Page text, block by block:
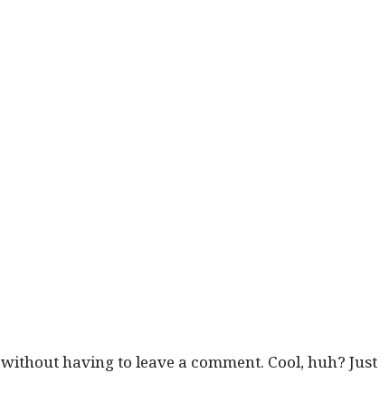
with­out hav­ing to leave a com­ment. Cool, huh? Just